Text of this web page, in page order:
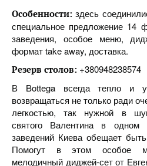
Особенности:здесь
специальное предложение 14
заведения, особое меню,
формат take away, доставка.
Резерв столов: +380948238574
В Bottega всегда тепло и
возвращаться не только ради
легкостью, так нужной в
святого Валентина в
заведений Киева обещает
Помогут в этом особое
мелодичный диджей-сет от